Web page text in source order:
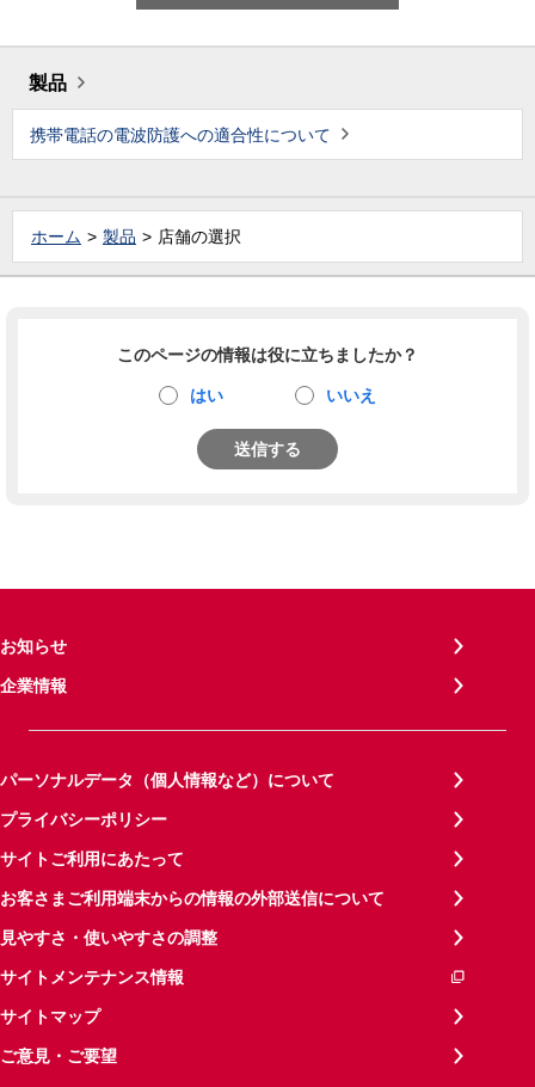
製品
携帯電話の電波防護への適合性について
ホーム 製品 店舗の選択
このページの情報は役に立ちましたか？
はい いいえ
送信する
お知らせ
企業情報
パーソナルデータ（個人情報など）について
プライバシーポリシー
サイトご利用にあたって
お客さまご利用端末からの情報の外部送信について
見やすさ・使いやすさの調整
サイトメンテナンス情報
サイトマップ
ご意見・ご要望